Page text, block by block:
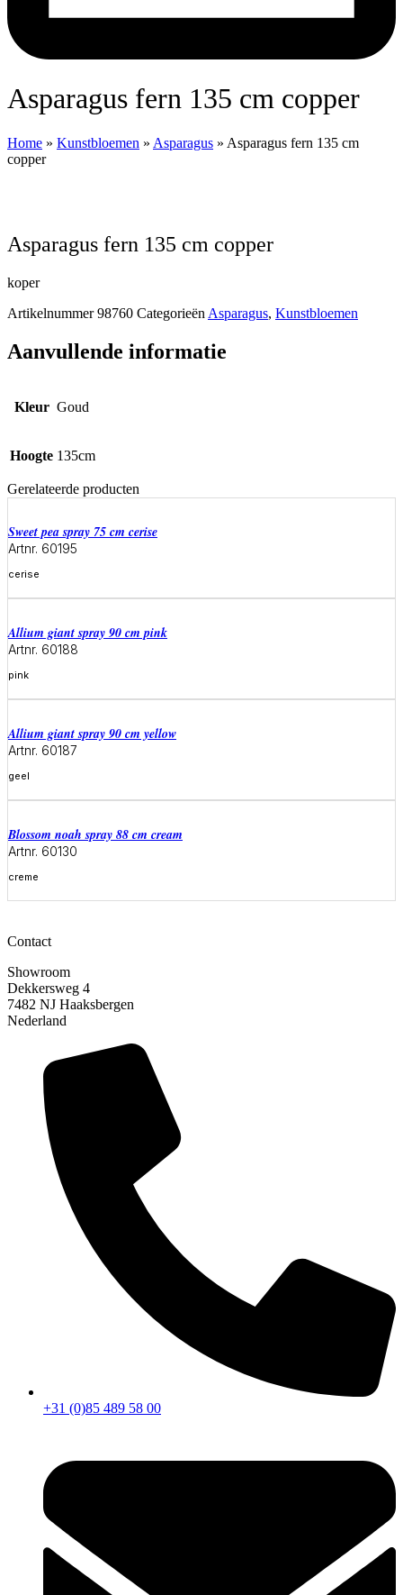
Asparagus fern 135 cm copper
Home » Kunstbloemen » Asparagus » Asparagus fern 135 cm
copper
Asparagus fern 135 cm copper
koper
Artikelnummer98760 Categorieën Asparagus, Kunstbloemen
Aanvullende informatie
Kleur Goud
Hoogte 135cm
Gerelateerde producten
sweet pea spray 75 cm cerise
Artnr. 60195
cerise
allium giant spray 90 cm pink
Artnr. 60188
pink
Meer informatie
allium giant spray 90 cm yellow
Artnr. 60187
geel
Meer informatie
blossom noah spray 88 cm cream
Artnr. 60130
creme
Contact
Showroom
Dekkersweg 4
7482 NJ Haaksbergen
Nederland
+31 (0)85 489 58 00